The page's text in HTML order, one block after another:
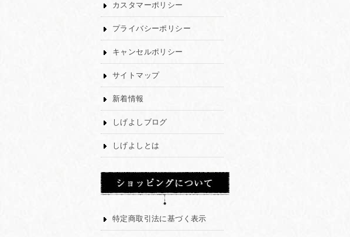
カスタマーポリシー
プライバシーポリシー
キャンセルポリシー
サイトマップ
新着情報
しげよしブログ
しげよしとは
特定商取引法に基づく表示